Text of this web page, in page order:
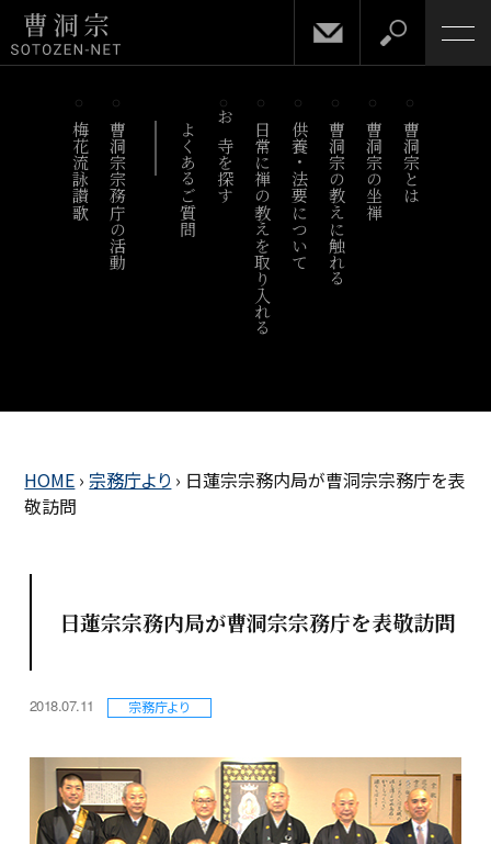
梅花流詠讃歌 曹洞宗宗務庁の活動 よくあるご質問 お寺を探す 日常に禅の教えを取り入れる供養・法要について曹洞宗の教えに触れる 曹洞宗の坐禅 曹洞宗とは
HOME › 宗務庁より › 日蓮宗宗務内局が曹洞宗宗務庁を表
敬訪問
日蓮宗宗務内局が曹洞宗宗務庁を表敬訪問
2018.07.11 宗務庁より